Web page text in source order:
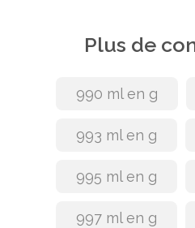
Plus de
990 ml en g
993 ml en g
995 ml en g
997 ml en g